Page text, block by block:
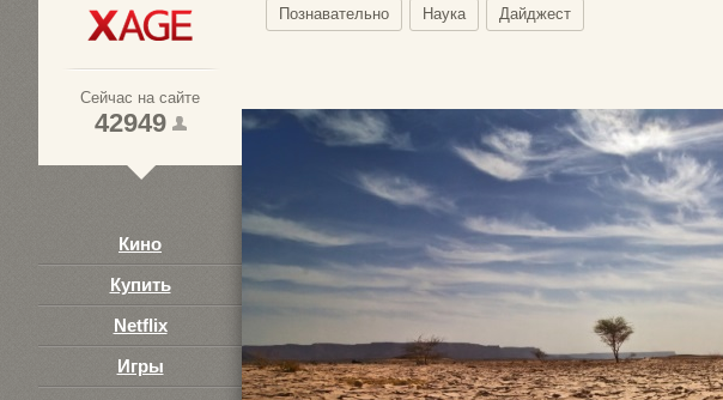
Сейчас на сайте
42949
Кино
Купить
Netflix
Игры
Познавательно Наука Дайджест